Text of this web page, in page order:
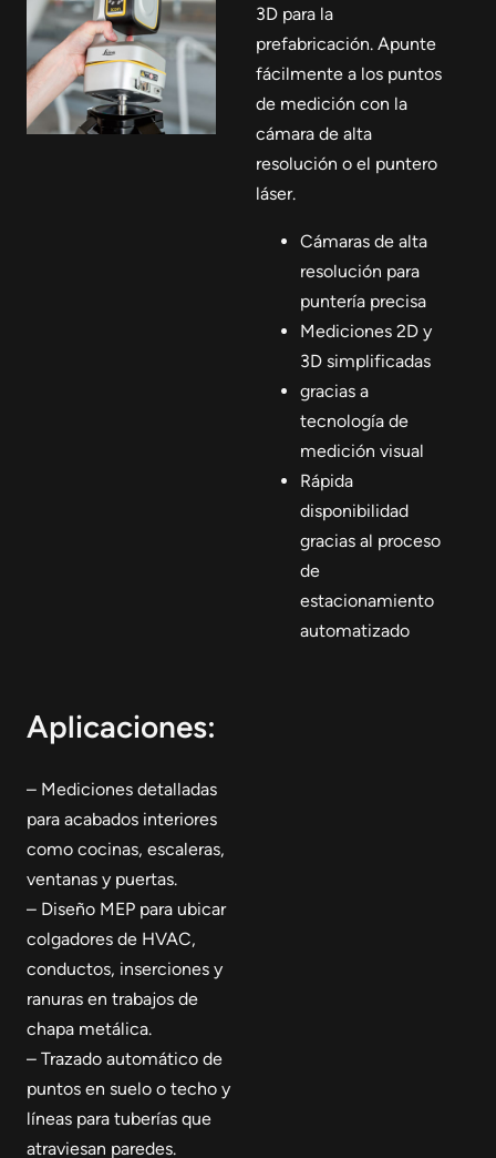
3D para la
prefabricación. Apunte
fácilmente a los puntos
de medición con la
cámara de alta
resolución o el puntero
láser.
Cámaras de alta
resolución para
puntería precisa
Mediciones 2D y
3D simplificadas
gracias a
tecnología de
medición visual
Rápida
disponibilidad
gracias al proceso
de
estacionamiento
automatizado
Aplicaciones:
– Mediciones detalladas
para acabados interiores
como cocinas, escaleras,
ventanas y puertas.
– Diseño MEP para ubicar
colgadores de HVAC,
conductos, inserciones y
ranuras en trabajos de
chapa metálica.
– Trazado automático de
puntos en suelo o techo y
líneas para tuberías que
atraviesan paredes.